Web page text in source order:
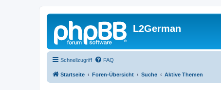
L2German
Schnellzugriff FAQ
Startseite Foren-Übersicht Suche Aktive Themen